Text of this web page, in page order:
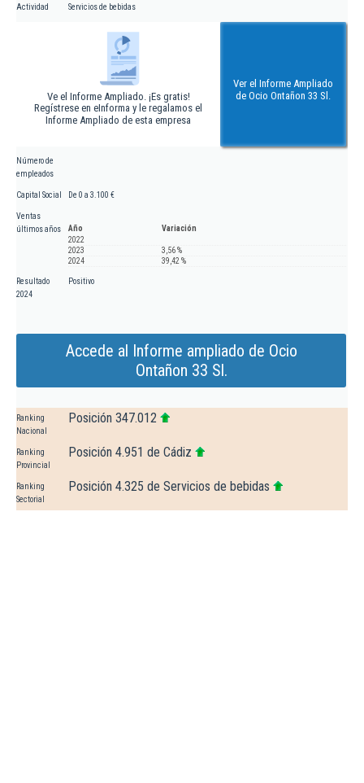
Actividad Servicios de bebidas
Ve el Informe Ampliado. ¡Es gratis!
Regístrese en eInforma y le regalamos el
Informe Ampliado de esta empresa
Ver el Informe Ampliado
de Ocio Ontañon 33 Sl.
Número de
empleados
Capital Social De 0 a 3.100 €
Ventas
últimos años
Año
Variación
2022
2023
3,56 %
2024
39,42 %
Resultado
2024
Positivo
Accede al Informe ampliado de Ocio
Ontañon 33 Sl.
Ranking
Nacional
Posición 347.012
Ranking
Provincial
Posición 4.951 de Cádiz
Ranking
Sectorial
Posición 4.325 de Servicios de bebidas